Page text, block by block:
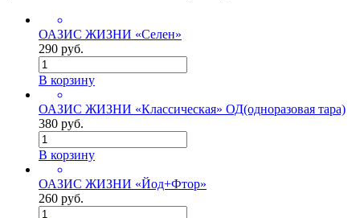
ОАЗИС ЖИЗНИ «Селен»
290 руб.
В корзину
ОАЗИС ЖИЗНИ «Классическая» ОД(одноразовая тара)
380 руб.
В корзину
ОАЗИС ЖИЗНИ «Йод+Фтор»
260 руб.